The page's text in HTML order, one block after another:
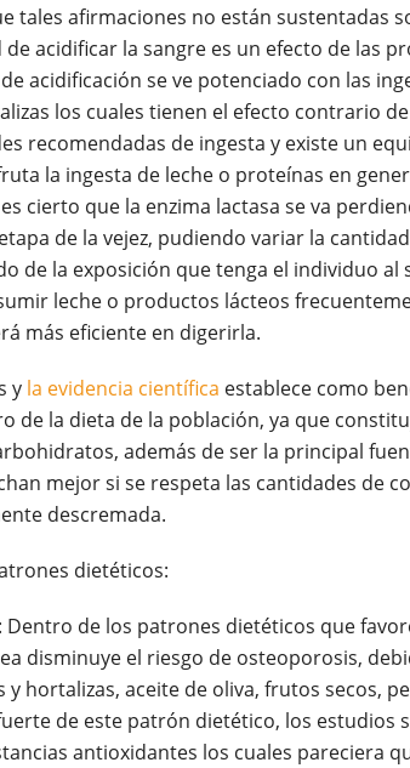
tales afirmaciones no están sustentadas
acidificar la sangre es un efecto de las
acidificación se ve potenciado con las
los cuales tienen el efecto contrario
recomendadas de ingesta y existe un
la ingesta de leche o proteínas en
cierto que la enzima lactasa se va
de la vejez, pudiendo variar la
de la exposición que tenga el individuo
leche o productos lácteos
más eficiente en digerirla.
y la evidencia científica establece como
de la dieta de la población, ya que
además de ser la principal
mejor si se respeta las cantidades de
descremada.
dietéticos:
de los patrones dietéticos que
disminuye el riesgo de osteoporosis,
hortalizas, aceite de oliva, frutos secos,
de este patrón dietético, los estudios
antioxidantes los cuales pareciera